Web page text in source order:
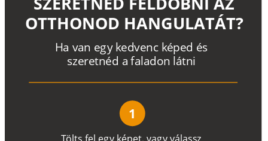
Ha van egy kedvenc képed és
szeretnéd a faladon látni
OTTHONOD HANGULATÁT?
1